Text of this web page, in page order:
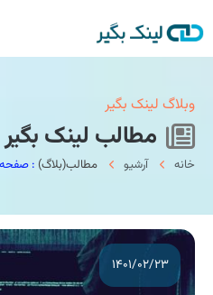
خانه
بکلینک
خدمات ما
وبلاگ لینک بگیر
مطالب لینک بگیر
خانه آرشیو مطالب(بلاگ) : صفحه ی
۱۴۰۱/۰۲/۲۳